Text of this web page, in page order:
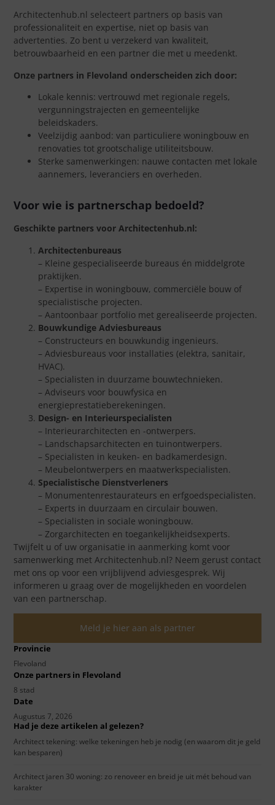
Architectenhub.nl selecteert partners op basis van
professionaliteit en expertise, niet op basis van
advertenties. Zo bent u verzekerd van kwaliteit,
betrouwbaarheid en een partner die met u meedenkt.
Onze partners in Flevoland onderscheiden zich door:
Lokale kennis: vertrouwd met regionale regels,
vergunningstrajecten en gemeentelijke
beleidskaders.
Veelzijdig aanbod: van particuliere woningbouw en
renovaties tot grootschalige utiliteitsbouw.
Sterke samenwerkingen: nauwe contacten met lokale
aannemers, leveranciers en overheden.
Voor wie is partnerschap bedoeld?
Geschikte partners voor Architectenhub.nl:
Architectenbureaus
– Kleine gespecialiseerde bureaus én middelgrote
praktijken.
– Expertise in woningbouw, commerciële bouw of
specialistische projecten.
– Aantoonbaar portfolio met gerealiseerde projecten.
Bouwkundige Adviesbureaus
– Constructeurs en bouwkundig ingenieurs.
– Adviesbureaus voor installaties (elektra, sanitair,
HVAC).
– Specialisten in duurzame bouwtechnieken.
– Adviseurs voor bouwfysica en
energieprestatieberekeningen.
Design- en Interieurspecialisten
– Interieurarchitecten en -ontwerpers.
– Landschapsarchitecten en tuinontwerpers.
– Specialisten in keuken- en badkamerdesign.
– Meubelontwerpers en maatwerkspecialisten.
Specialistische Dienstverleners
– Monumentenrestaurateurs en erfgoedspecialisten.
– Experts in duurzaam en circulair bouwen.
– Specialisten in sociale woningbouw.
– Zorgarchitecten en toegankelijkheidsexperts.
Twijfelt u of uw organisatie in aanmerking komt voor
samenwerking met Architectenhub.nl? Neem gerust contact
met ons op voor een vrijblijvend adviesgesprek. Wij
informeren u graag over de mogelijkheden en voordelen
van een partnerschap.
Meld je hier aan als partner
Provincie
Flevoland
Onze partners in Flevoland
8 stad
Date
Augustus 7, 2026
Had je deze artikelen al gelezen?
Architect tekening: welke tekeningen heb je nodig (en waarom dit je geld
kan besparen)
Architect jaren 30 woning: zo renoveer en breid je uit mét behoud van
karakter